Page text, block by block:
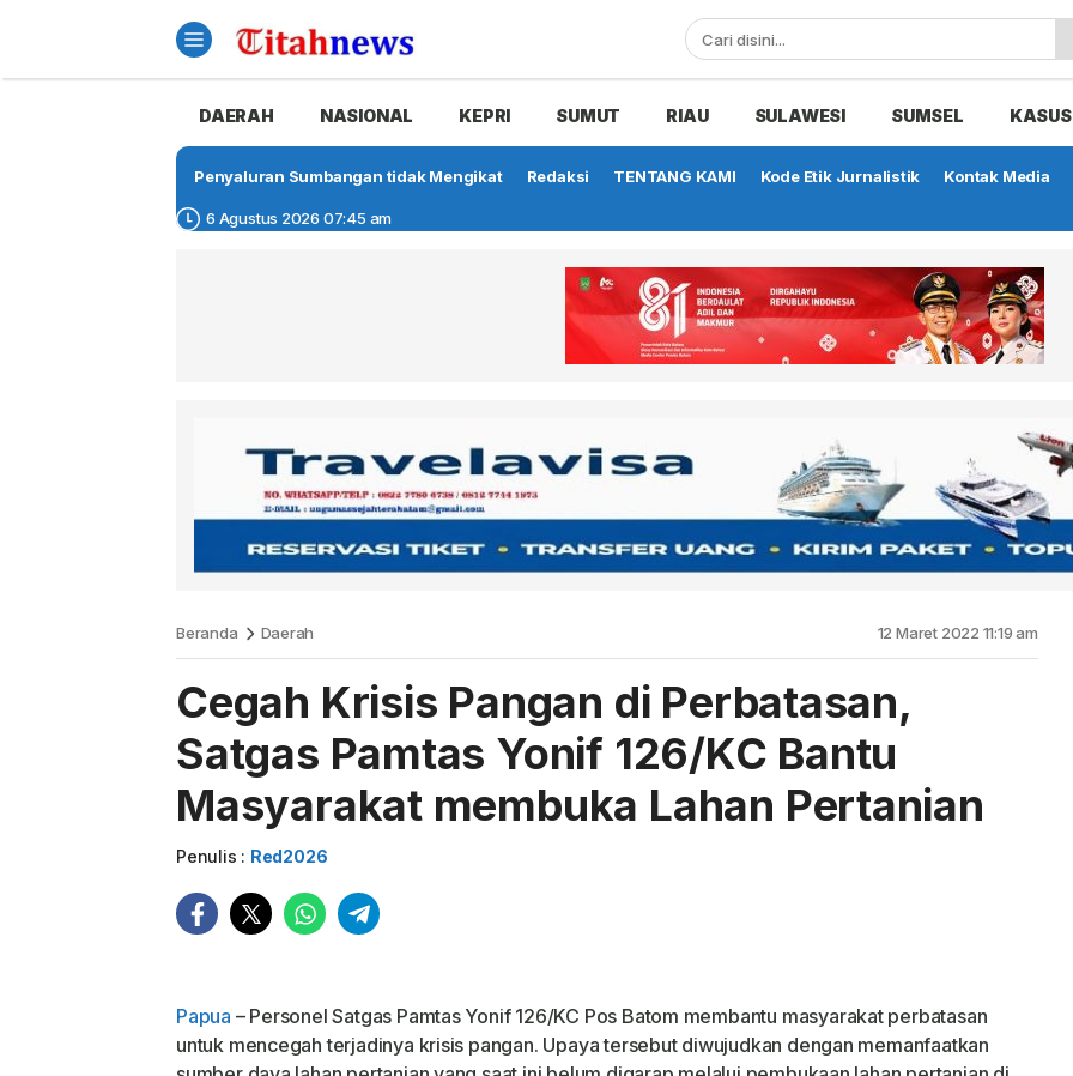
DAERAH NASIONAL KEPRI SUMUT RIAU SULAWESI SUMSEL KASUS
Penyaluran Sumbangan tidak Mengikat Redaksi TENTANG KAMI Kode Etik Jurnalistik Kontak Media
6 Agustus 2026 07:45 am
Beranda Daerah 12 Maret 2022 11:19 am
Cegah Krisis Pangan di Perbatasan,
Satgas Pamtas Yonif 126/KC Bantu
Masyarakat membuka Lahan Pertanian
Penulis : Red2026
Papua – Personel Satgas Pamtas Yonif 126/KC Pos Batom membantu masyarakat perbatasan
untuk mencegah terjadinya krisis pangan. Upaya tersebut diwujudkan dengan memanfaatkan